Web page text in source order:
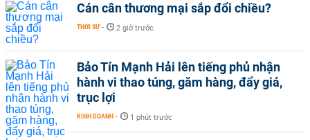
Cán cân thương mại sắp đổi chiều?
THỜI SỰ - 2 giờ trước
Bảo Tín Mạnh Hải lên tiếng phủ nhận
hành vi thao túng, găm hàng, đẩy giá,
trục lợi
KINH DOANH - 1 phút trước